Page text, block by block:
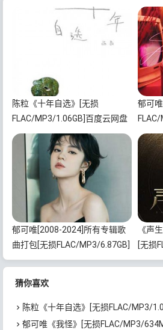
陈粒《十年自选》[无损
FLAC/MP3/1.06GB]百度云网盘
下载
郁可
下载
郁可唯[2008-2024]所有专辑歌
曲打包[无损FLAC/MP3/6.87GB]
百度云网盘下载
《声
[无损
载
猜你喜欢
陈粒《十年自选》[无损FLAC/MP3/
郁可唯《我怪》[无损FLAC/MP3/